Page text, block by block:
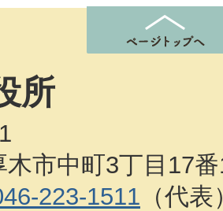
所
市中町3丁目17
223-1511 （代表